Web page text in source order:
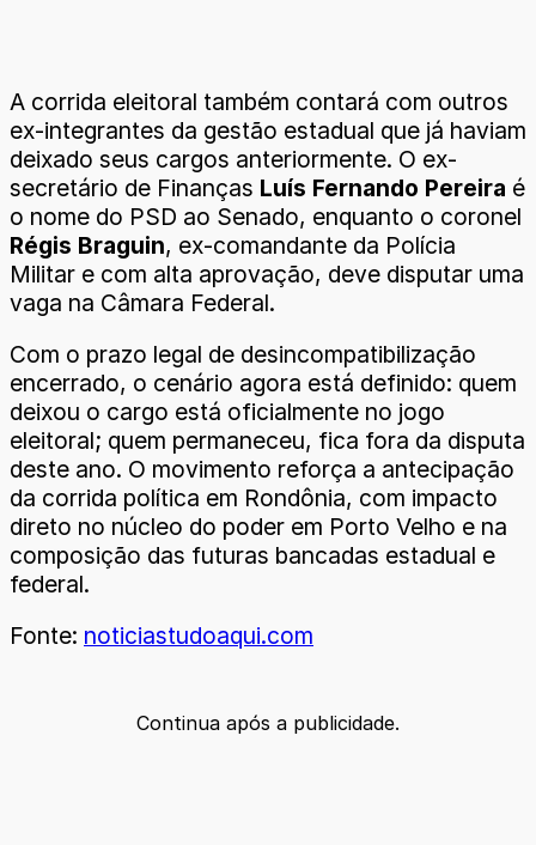
A corrida eleitoral também contará com outros
ex-integrantes da gestão estadual que já haviam
deixado seus cargos anteriormente. O ex-
secretário de Finanças Luís Fernando Pereira é
o nome do PSD ao Senado, enquanto o coronel
Régis Braguin, ex-comandante da Polícia
Militar e com alta aprovação, deve disputar uma
vaga na Câmara Federal.
Com o prazo legal de desincompatibilização
encerrado, o cenário agora está definido: quem
deixou o cargo está oficialmente no jogo
eleitoral; quem permaneceu, fica fora da disputa
deste ano. O movimento reforça a antecipação
da corrida política em Rondônia, com impacto
direto no núcleo do poder em Porto Velho e na
composição das futuras bancadas estadual e
federal.
Fonte: noticiastudoaqui.com
Continua após a publicidade.